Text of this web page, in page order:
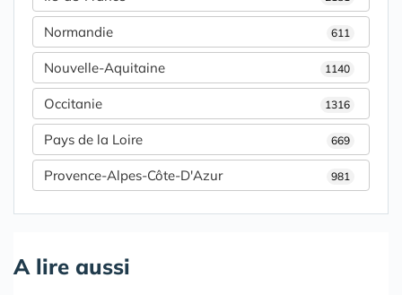
Normandie 611
Nouvelle-Aquitaine 1140
Occitanie 1316
Pays de la Loire 669
Provence-Alpes-Côte-D'Azur 981
A lire aussi